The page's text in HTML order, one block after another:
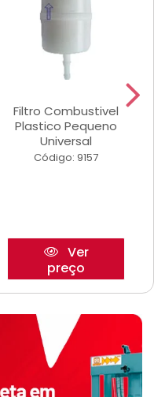
Filtro Combustivel
Plastico Pequeno
Universal
Código: 9157
Ver
preço